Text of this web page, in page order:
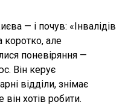
— і почув: «Інвалідів
коротко, але
поневіряння —
Він керує
відділи, знімає
він хотів робити.